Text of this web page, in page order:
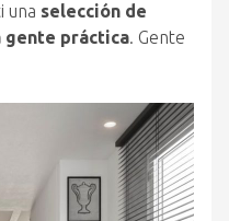
una selección de
gente práctica. Gente